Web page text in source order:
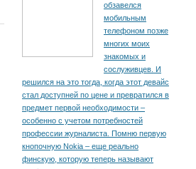
обзавелся
мобильным
телефоном позже
многих моих
знакомых и
сослуживцев. И
решился на это тогда, когда этот девайс
стал доступней по цене и превратился в
предмет первой необходимости –
особенно с учетом потребностей
профессии журналиста. Помню первую
кнопочную Nokia – еще реально
финскую, которую теперь называют